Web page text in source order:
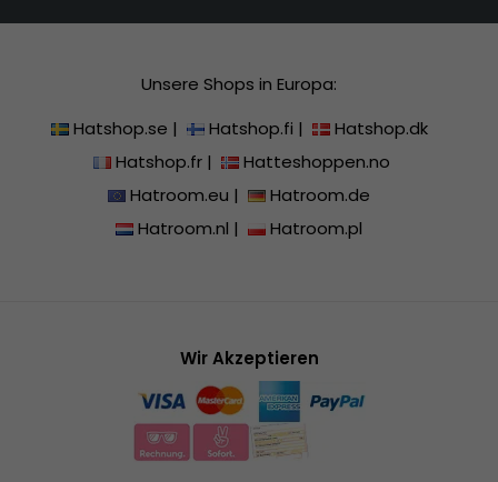
Unsere Shops in Europa:
Hatshop.se | Hatshop.fi |
Hatshop.dk
Hatshop.fr|
Hatteshoppen.no
Hatroom.eu |
Hatroom.de
Hatroom.nl | Hatroom.pl
Wir Akzeptieren